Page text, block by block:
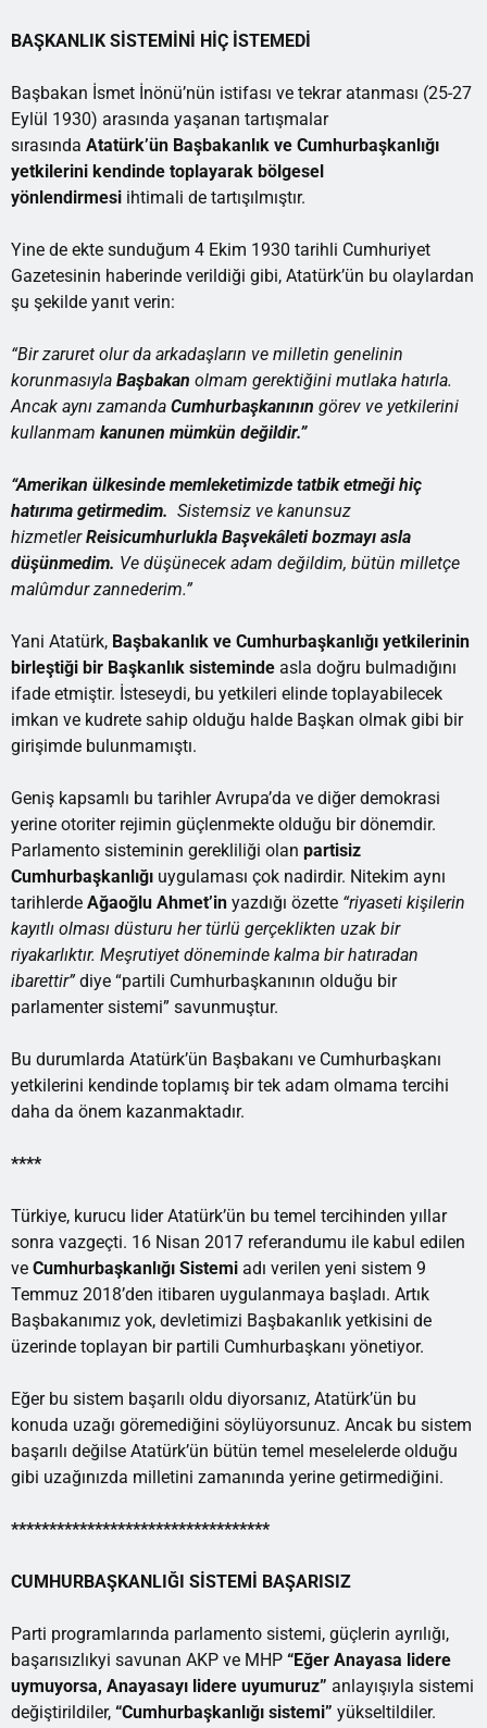
BAŞKANLIK SİSTEMİNİ HİÇ İSTEMEDİ
Başbakan İsmet İnönü’nün istifası ve tekrar atanması (25-27
Eylül 1930) arasında yaşanan tartışmalar
sırasında Atatürk’ün Başbakanlık ve Cumhurbaşkanlığı
yetkilerini kendinde toplayarak bölgesel
yönlendirmesi ihtimali de tartışılmıştır.
Yine de ekte sunduğum 4 Ekim 1930 tarihli Cumhuriyet
Gazetesinin haberinde verildiği gibi, Atatürk’ün bu olaylardan
şu şekilde yanıt verin:
“Bir zaruret olur da arkadaşların ve milletin genelinin
korunmasıyla Başbakan olmam gerektiğini mutlaka hatırla.
Ancak aynı zamanda Cumhurbaşkanının görev ve yetkilerini
kullanmam kanunen mümkün değildir.”
“Amerikan ülkesinde memleketimizde tatbik etmeği hiç
hatırıma getirmedim. Sistemsiz ve kanunsuz
hizmetlerReisicumhurlukla Başvekâleti bozmayı asla
düşünmedim. Ve düşünecek adam değildim, bütün milletçe
malûmdur zannederim.”
Yani Atatürk, Başbakanlık ve Cumhurbaşkanlığı yetkilerinin
birleştiği bir Başkanlık sisteminde asla doğru bulmadığını
ifade etmiştir. İsteseydi, bu yetkileri elinde toplayabilecek
imkan ve kudrete sahip olduğu halde Başkan olmak gibi bir
girişimde bulunmamıştı.
Geniş kapsamlı bu tarihler Avrupa’da ve diğer demokrasi
yerine otoriter rejimin güçlenmekte olduğu bir dönemdir.
Parlamento sisteminin gerekliliği olan partisiz
Cumhurbaşkanlığı uygulaması çok nadirdir. Nitekim aynı
tarihlerde Ağaoğlu Ahmet’in yazdığı özette “riyaseti kişilerin
kayıtlı olması düsturu her türlü gerçeklikten uzak bir
riyakarlıktır. Meşrutiyet döneminde kalma bir hatıradan
ibarettir”diye “partili Cumhurbaşkanının olduğu bir
parlamenter sistemi” savunmuştur.
Bu durumlarda Atatürk’ün Başbakanı ve Cumhurbaşkanı
yetkilerini kendinde toplamış bir tek adam olmama tercihi
daha da önem kazanmaktadır.
****
Türkiye, kurucu lider Atatürk’ün bu temel tercihinden yıllar
sonra vazgeçti. 16 Nisan 2017 referandumu ile kabul edilen
ve Cumhurbaşkanlığı Sistemi adı verilen yeni sistem 9
Temmuz 2018’den itibaren uygulanmaya başladı. Artık
Başbakanımız yok, devletimizi Başbakanlık yetkisini de
üzerinde toplayan bir partili Cumhurbaşkanı yönetiyor.
Eğer bu sistem başarılı oldu diyorsanız, Atatürk’ün bu
konuda uzağı göremediğini söylüyorsunuz. Ancak bu sistem
başarılı değilse Atatürk’ün bütün temel meselelerde olduğu
gibi uzağınızda milletini zamanında yerine getirmediğini.
**********************************
CUMHURBAŞKANLIĞI SİSTEMİ BAŞARISIZ
Parti programlarında parlamento sistemi, güçlerin ayrılığı,
başarısızlıkyi savunan AKP ve MHP “Eğer Anayasa lidere
uymuyorsa, Anayasayı lidere uyumuruz” anlayışıyla sistemi
değiştirildiler, “Cumhurbaşkanlığı sistemi” yükseltildiler.